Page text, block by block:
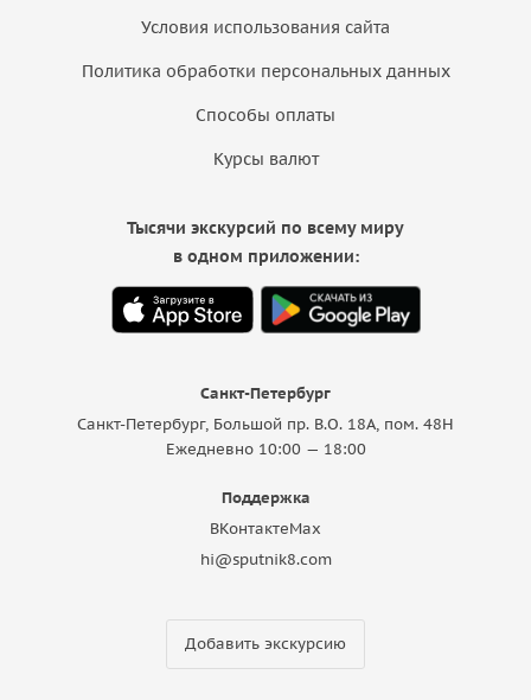
Условия использования сайта
Политика обработки персональных данных
Способы оплаты
Курсы валют
Санкт-Петербург
Санкт-Петербург, Большой пр. В.О. 18A, пом. 48Н
Ежедневно 10:00 — 18:00
Поддержка
ВКонтактеMax
hi@sputnik8.com
Добавить экскурсию
Тысячи экскурсий по всему миру
в одном приложении: